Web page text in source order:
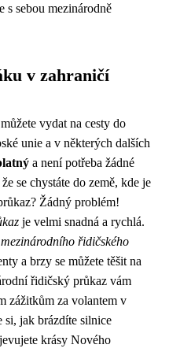
s sebou mezinárodně
v zahraničí
vydat na cesty do
unie a v některých dalších
a není potřeba žádné
se chystáte do země, kde je
Žádný problém!
je velmi snadná a rychlá.
řidičského
a brzy se můžete těšit na
řidičský průkaz vám
zážitkům za volantem v
si, jak brázdíte silnice
krásy Nového